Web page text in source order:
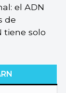
el ADN
de
tiene solo